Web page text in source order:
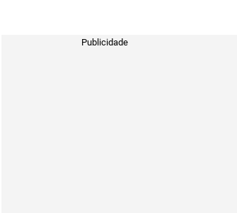
Publicidade